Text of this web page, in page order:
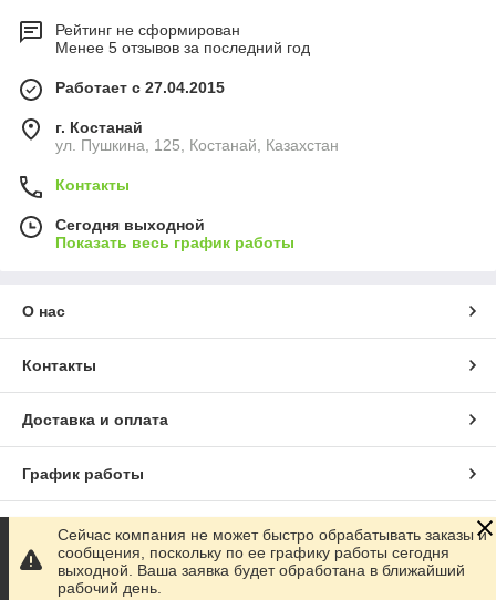
Рейтинг не сформирован
Менее 5 отзывов за последний год
Работает с 27.04.2015
г. Костанай
ул. Пушкина, 125, Костанай, Казахстан
Контакты
Сегодня выходной
Показать весь график работы
О нас
Контакты
Доставка и оплата
График работы
Полная версия сайта
Сайт создан на маркетплейсе Satu.kz
Сейчас компания не может быстро обрабатывать заказы и
сообщения, поскольку по ее графику работы сегодня
выходной. Ваша заявка будет обработана в ближайший
рабочий день.